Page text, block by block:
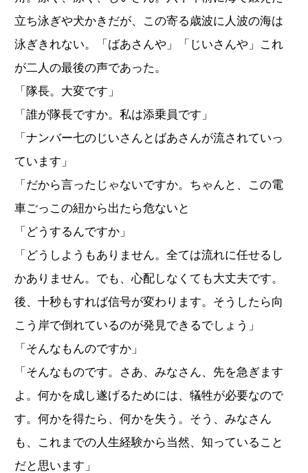
立ち泳ぎや犬かきだが、この寄る歳波に人波の海は
泳ぎきれない。「ばあさんや」「じいさんや」これ
が二人の最後の声であった。
「隊長。大変です」
「誰が隊長ですか。私は添乗員です」
「ナンバー七のじいさんとばあさんが流されていっ
ています」
「だから言ったじゃないですか。ちゃんと、この電
車ごっこの紐から出たら危ないと
「どうするんですか」
「どうしようもありません。全ては流れに任せるし
かありません。でも、心配しなくても大丈夫です。
後、十秒もすれば信号が変わります。そうしたら向
こう岸で倒れているのが発見できるでしょう」
「そんなもんのですか」
「そんなものです。さあ、みなさん、先を急ぎます
よ。何かを成し遂げるためには、犠牲が必要なので
す。何かを得たら、何かを失う。そう、みなさん
も、これまでの人生経験から当然、知っていること
だと思います」